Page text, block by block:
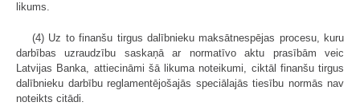
likums.
(4) Uz to finanšu tirgus dalībnieku maksātnespējas procesu, kuru
darbības uzraudzību saskaņā ar normatīvo aktu prasībām veic
Latvijas Banka, attiecināmi šā likuma noteikumi, ciktāl finanšu tirgus
dalībnieku darbību reglamentējošajās speciālajās tiesību normās nav
noteikts citādi.